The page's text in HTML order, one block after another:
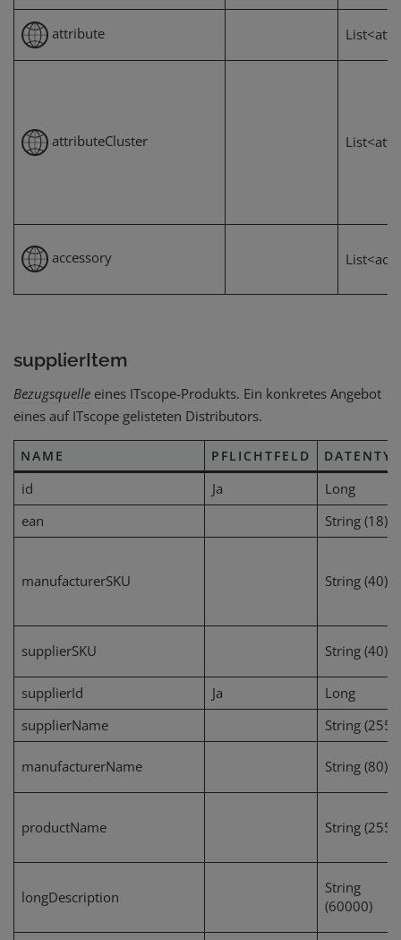
attribute
attributeCluster
accessory
supplierItem
Bezugsquelle eines ITscope-Produkts. Ein konkretes Angebot
eines auf ITscope gelisteten Distributors.
NAME PFLICHTFELD DATENTYP
id Ja
Long
ean
String (18)
manufacturerSKU String (40)
supplierSKU String (40)
supplierId Ja
Long
supplierName
String (255)
manufacturerName String (80)
productName String (255)
longDescription
String
(60000)